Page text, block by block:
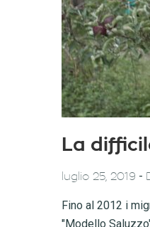
La
luglio 25, 2019 -
Fino al 2012 i
"Modello